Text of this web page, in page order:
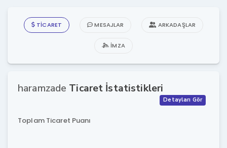
TICARET MESAJLAR ARKADAŞLAR
İMZA
haramzade Ticaret İstatistikleri
Detayları Gör
Toplam Ticaret Puanı